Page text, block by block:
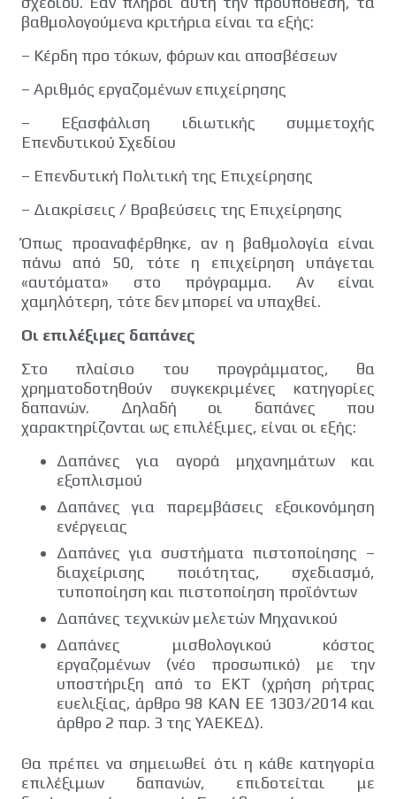
βαθμολογούμενα κριτήρια είναι τα εξής:
– Κέρδη προ τόκων, φόρων και αποσβέσεων
– Αριθμός εργαζομένων επιχείρησης
– Εξασφάλιση ιδιωτικής συμμετοχής
Επενδυτικού Σχεδίου
– Επενδυτική Πολιτική της Επιχείρησης
– Διακρίσεις / Βραβεύσεις της Επιχείρησης
Όπως προαναφέρθηκε, αν η βαθμολογία είναι
πάνω από 50, τότε η επιχείρηση υπάγεται
«αυτόματα» στο πρόγραμμα. Αν είναι
χαμηλότερη, τότε δεν μπορεί να υπαχθεί.
Οι επιλέξιμες δαπάνες
Στο πλαίσιο του προγράμματος, θα
χρηματοδοτηθούν συγκεκριμένες κατηγορίες
δαπανών. Δηλαδή οι δαπάνες που
χαρακτηρίζονται ως επιλέξιμες, είναι οι εξής:
Δαπάνες για αγορά μηχανημάτων και
εξοπλισμού
Δαπάνες για παρεμβάσεις εξοικονόμηση
ενέργειας
Δαπάνες για συστήματα πιστοποίησης –
διαχείρισης ποιότητας, σχεδιασμό,
τυποποίηση και πιστοποίηση προϊόντων
Δαπάνες τεχνικών μελετών Μηχανικού
Δαπάνες μισθολογικού κόστος
εργαζομένων (νέο προσωπικό) με την
υποστήριξη από το ΕΚΤ (χρήση ρήτρας
ευελιξίας, άρθρο 98 ΚΑΝ ΕΕ 1303/2014 και
άρθρο 2 παρ. 3 της ΥΑΕΚΕΔ).
Θα πρέπει να σημειωθεί ότι η κάθε κατηγορία
επιλέξιμων δαπανών, επιδοτείται με